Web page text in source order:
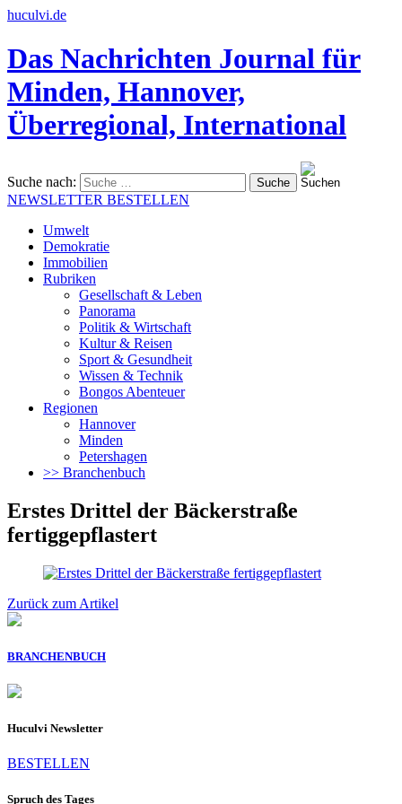
huculvi.de
Das Nachrichten Journal für
Minden, Hannover,
Überregional, International
Suche nach:
NEWSLETTER BESTELLEN
Umwelt
Demokratie
Immobilien
Rubriken
Gesellschaft & Leben
Panorama
Politik & Wirtschaft
Kultur & Reisen
Sport & Gesundheit
Wissen & Technik
Bongos Abenteuer
Regionen
Hannover
Minden
Petershagen
>> Branchenbuch
Erstes Drittel der Bäckerstraße
fertiggepflastert
Zurück zum Artikel
BRANCHENBUCH
Huculvi Newsletter
BESTELLEN
Spruch des Tages